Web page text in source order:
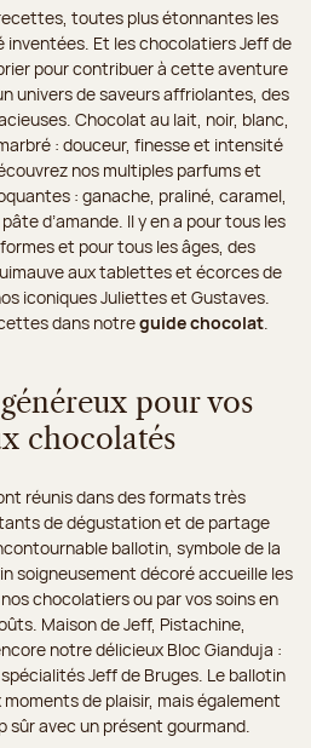
toutes plus étonnantes les
Et les chocolatiers Jeff de
pour contribuer à cette aventure
univers de saveurs affriolantes, des
Chocolat au lait, noir, blanc,
: douceur, finesse et intensité
nos multiples parfums et
: ganache, praliné, caramel,
d’amande. Il y en a pour tous les
et pour tous les âges, des
aux tablettes et écorces de
iconiques Juliettes et Gustaves.
dans notreguide chocolat
pour vos
chocolatés
réunis dans des formats très
de dégustation et de partage
ballotin, symbole de la
soigneusement décoré accueille les
chocolatiers ou par vos soins en
Maison de Jeff, Pistachine,
notre délicieux Bloc Gianduja :
Jeff de Bruges. Le ballotin
de plaisir, mais également
sûr avec un présent gourmand.